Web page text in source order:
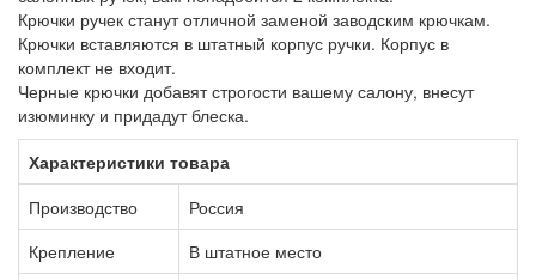
Крючки ручек станут отличной заменой заводским крючкам.
Крючки вставляются в штатный корпус ручки. Корпус в
комплект не входит.
Черные крючки добавят строгости вашему салону, внесут
изюминку и придадут блеска.
Характеристики товара
Производство
Россия
Крепление
В штатное место